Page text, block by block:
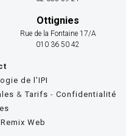
Ottignies
Rue de la Fontaine 17/A
010 36 50 42
de l’IPI
&Tarifs - Confidentialité
Web